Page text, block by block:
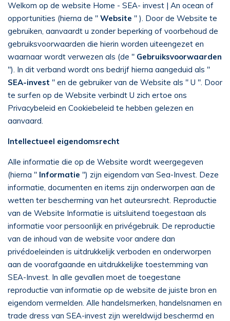
Welkom op de website Home - SEA- invest | An ocean of
opportunities (hierna de " Website " ). Door de Website te
gebruiken, aanvaardt u zonder beperking of voorbehoud de
gebruiksvoorwaarden die hierin worden uiteengezet en
waarnaar wordt verwezen als (de " Gebruiksvoorwaarden
"). In dit verband wordt ons bedrijf hierna aangeduid als "
SEA-invest " en de gebruiker van de Website als " U ". Door
te surfen op de Website verbindt U zich ertoe ons
Privacybeleid en Cookiebeleid te hebben gelezen en
aanvaard.
Intellectueel eigendomsrecht
Alle informatie die op de Website wordt weergegeven
(hierna " Informatie ") zijn eigendom van Sea-Invest. Deze
informatie, documenten en items zijn onderworpen aan de
wetten ter bescherming van het auteursrecht. Reproductie
van de Website Informatie is uitsluitend toegestaan als
informatie voor persoonlijk en privégebruik. De reproductie
van de inhoud van de website voor andere dan
privédoeleinden is uitdrukkelijk verboden en onderworpen
aan de voorafgaande en uitdrukkelijke toestemming van
SEA-Invest. In alle gevallen moet de toegestane
reproductie van informatie op de website de juiste bron en
eigendom vermelden. Alle handelsmerken, handelsnamen en
trade dress van SEA-invest zijn wereldwijd beschermd en